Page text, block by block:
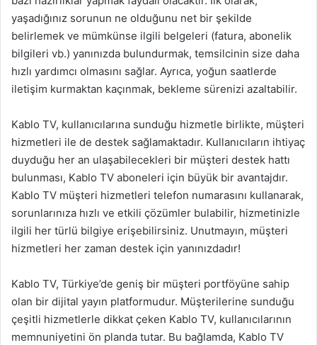
yaşadığınız sorunun ne olduğunu net bir şekilde
belirlemek ve mümkünse ilgili belgeleri (fatura, abonelik
bilgileri vb.) yanınızda bulundurmak, temsilcinin size daha
hızlı yardımcı olmasını sağlar. Ayrıca, yoğun saatlerde
iletişim kurmaktan kaçınmak, bekleme sürenizi azaltabilir.
Kablo TV, kullanıcılarına sunduğu hizmetle birlikte, müşteri
hizmetleri ile de destek sağlamaktadır. Kullanıcıların ihtiyaç
duyduğu her an ulaşabilecekleri bir müşteri destek hattı
bulunması, Kablo TV aboneleri için büyük bir avantajdır.
Kablo TV müşteri hizmetleri telefon numarasını kullanarak,
sorunlarınıza hızlı ve etkili çözümler bulabilir, hizmetinizle
ilgili her türlü bilgiye erişebilirsiniz. Unutmayın, müşteri
hizmetleri her zaman destek için yanınızdadır!
Kablo TV, Türkiye’de geniş bir müşteri portföyüne sahip
olan bir dijital yayın platformudur. Müşterilerine sunduğu
çeşitli hizmetlerle dikkat çeken Kablo TV, kullanıcılarının
memnuniyetini ön planda tutar. Bu bağlamda, Kablo TV